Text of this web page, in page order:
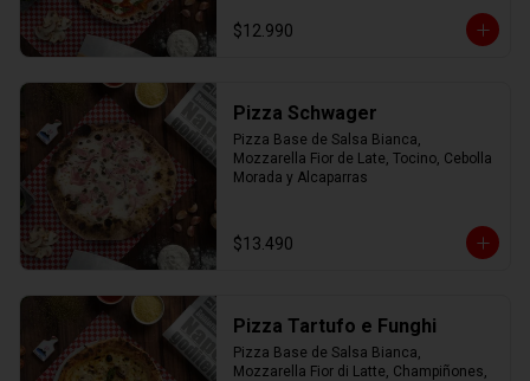
$12.990
Pizza Schwager
Pizza Base de Salsa Bianca,
Mozzarella Fior de Late, Tocino, Cebolla
Morada y Alcaparras
$13.490
Pizza Tartufo e Funghi
Pizza Base de Salsa Bianca,
Mozzarella Fior di Latte, Champiñones,